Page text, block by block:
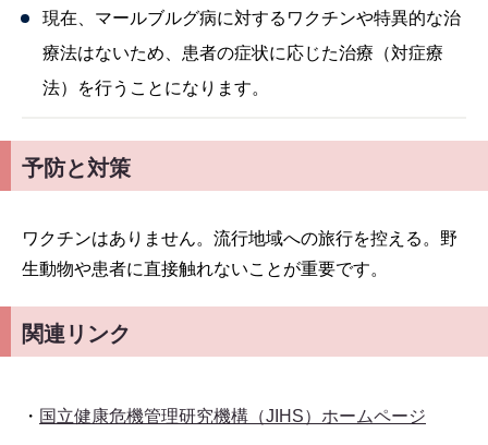
現在、マールブルグ病に対するワクチンや特異的な治
療法はないため、患者の症状に応じた治療（対症療
法）を行うことになります。
予防と対策
ワクチンはありません。流行地域への旅行を控える。野
生動物や患者に直接触れないことが重要です。
関連リンク
・ 国立健康危機管理研究機構（JIHS）ホームページ